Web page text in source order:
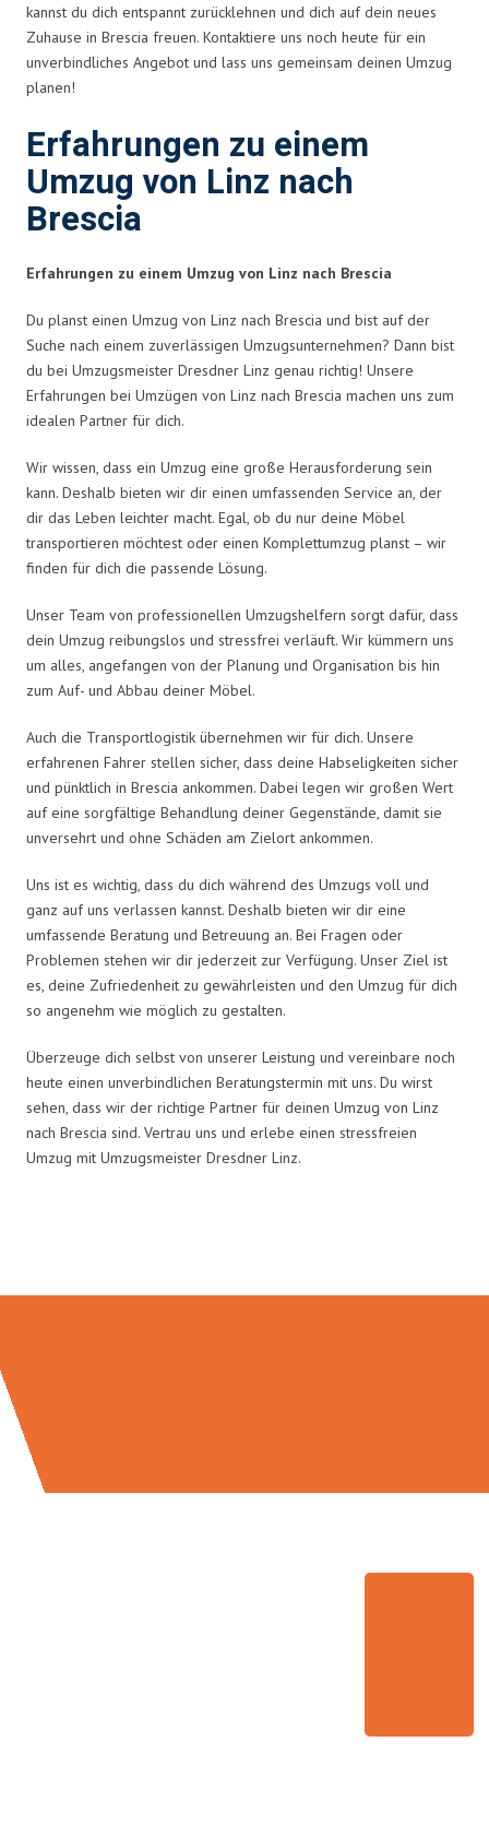
kannst du dich entspannt zurücklehnen und dich auf dein neues
Zuhause in Brescia freuen. Kontaktiere uns noch heute für ein
unverbindliches Angebot und lass uns gemeinsam deinen Umzug
planen!
Erfahrungen zu einem
Umzug von Linz nach
Brescia
Erfahrungen zu einem Umzug von Linz nach Brescia
Du planst einen Umzug von Linz nach Brescia und bist auf der
Suche nach einem zuverlässigen Umzugsunternehmen? Dann bist
du bei Umzugsmeister Dresdner Linz genau richtig! Unsere
Erfahrungen bei Umzügen von Linz nach Brescia machen uns zum
idealen Partner für dich.
Wir wissen, dass ein Umzug eine große Herausforderung sein
kann. Deshalb bieten wir dir einen umfassenden Service an, der
dir das Leben leichter macht. Egal, ob du nur deine Möbel
transportieren möchtest oder einen Komplettumzug planst – wir
finden für dich die passende Lösung.
Unser Team von professionellen Umzugshelfern sorgt dafür, dass
dein Umzug reibungslos und stressfrei verläuft. Wir kümmern uns
um alles, angefangen von der Planung und Organisation bis hin
zum Auf- und Abbau deiner Möbel.
Auch die Transportlogistik übernehmen wir für dich. Unsere
erfahrenen Fahrer stellen sicher, dass deine Habseligkeiten sicher
und pünktlich in Brescia ankommen. Dabei legen wir großen Wert
auf eine sorgfältige Behandlung deiner Gegenstände, damit sie
unversehrt und ohne Schäden am Zielort ankommen.
Uns ist es wichtig, dass du dich während des Umzugs voll und
ganz auf uns verlassen kannst. Deshalb bieten wir dir eine
umfassende Beratung und Betreuung an. Bei Fragen oder
Problemen stehen wir dir jederzeit zur Verfügung. Unser Ziel ist
es, deine Zufriedenheit zu gewährleisten und den Umzug für dich
so angenehm wie möglich zu gestalten.
Überzeuge dich selbst von unserer Leistung und vereinbare noch
heute einen unverbindlichen Beratungstermin mit uns. Du wirst
sehen, dass wir der richtige Partner für deinen Umzug von Linz
nach Brescia sind. Vertrau uns und erlebe einen stressfreien
Umzug mit Umzugsmeister Dresdner Linz.